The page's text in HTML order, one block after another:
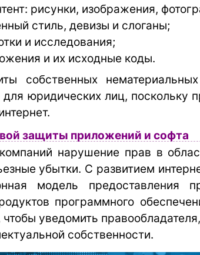
рисунки, изображения,
стиль, девизы и слоганы;
и исследования;
и их исходные коды.
собственных
для юридических лиц,
защиты приложений и софта
нарушение прав в
убытки. С развитием
модель предоставления
программного
чтобы уведомить
собственности.